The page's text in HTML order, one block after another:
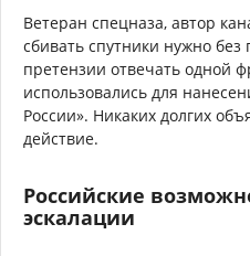
Ветеран спецназа, автор
сбивать спутники нужно
претензии отвечать одной
использовались для
России». Никаких долгих
действие.
Российские
эскалации